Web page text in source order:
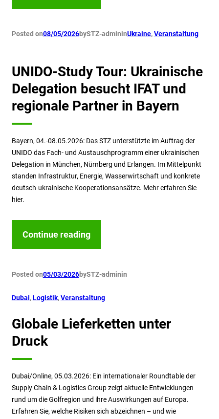
Posted on08/05/2026bySTZ-admininUkraine, Veranstaltung
UNIDO-Study Tour: Ukrainische
Delegation besucht IFAT und
regionale Partner in Bayern
Bayern, 04.-08.05.2026: Das STZ unterstützte im Auftrag der
UNIDO das Fach- und Austauschprogramm einer ukrainischen
Delegation in München, Nürnberg und Erlangen. Im Mittelpunkt
standen Infrastruktur, Energie, Wasserwirtschaft und konkrete
deutsch-ukrainische Kooperationsansätze. Mehr erfahren Sie
hier.
Continue reading
Posted on05/03/2026bySTZ-adminin
Dubai, Logistik, Veranstaltung
Globale Lieferketten unter
Druck
Dubai/Online, 05.03.2026: Ein internationaler Roundtable der
Supply Chain & Logistics Group zeigt aktuelle Entwicklungen
rund um die Golfregion und ihre Auswirkungen auf Europa.
Erfahren Sie, welche Risiken sich abzeichnen – und wie